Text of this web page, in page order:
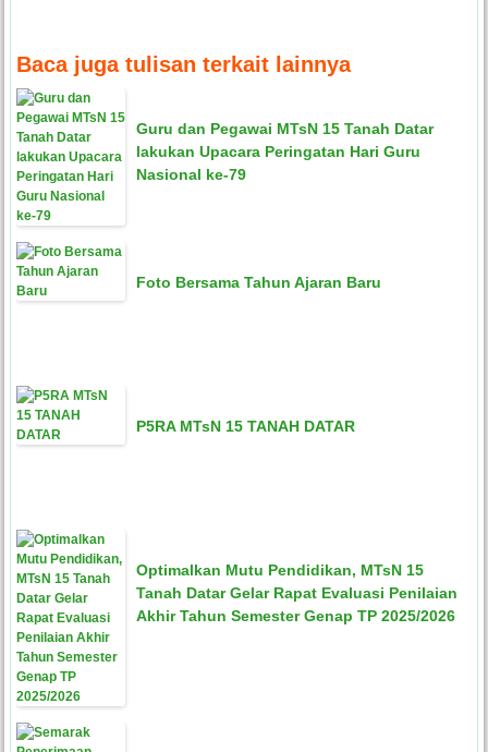
Baca juga tulisan terkait lainnya
Guru dan Pegawai MTsN 15 Tanah Datar
lakukan Upacara Peringatan Hari Guru
Nasional ke-79
Foto Bersama Tahun Ajaran Baru
P5RA MTsN 15 TANAH DATAR
Optimalkan Mutu Pendidikan, MTsN 15
Tanah Datar Gelar Rapat Evaluasi Penilaian
Akhir Tahun Semester Genap TP 2025/2026